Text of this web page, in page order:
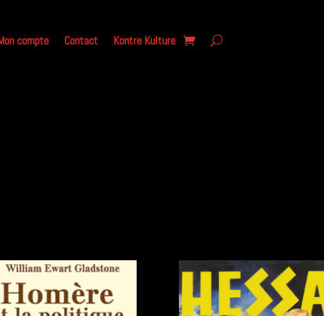
compte Contact Kontre Kulture